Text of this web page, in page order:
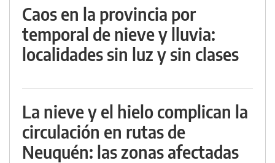
Caos en la provincia por
temporal de nieve y lluvia:
localidades sin luz y sin clases
La nieve y el hielo complican la
circulación en rutas de
Neuquén: las zonas afectadas